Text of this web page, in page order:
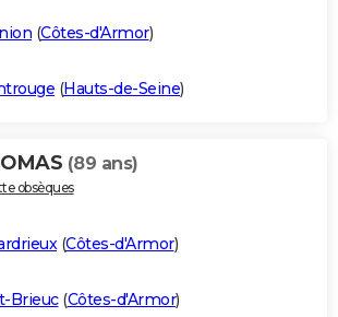
(Côtes-d'Armor)
(Hauts-de-Seine)
(89 ans)
obsèques
(Côtes-d'Armor)
Brieuc(Côtes-d'Armor)